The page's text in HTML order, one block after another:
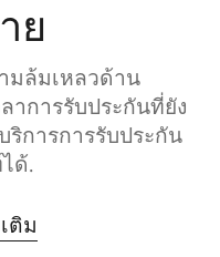
ย
ล้มเหลวด้าน
าการรับประกันที่ยัง
การการรับประกัน
ด้.
ติม